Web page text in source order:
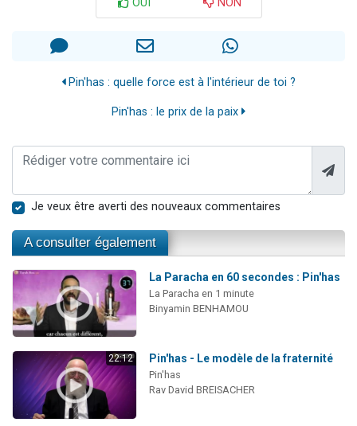
Pin'has : quelle force est à l'intérieur de toi ?
Pin'has : le prix de la paix
Je veux être averti des nouveaux commentaires
A consulter également
La Paracha en 60 secondes : Pin'has
La Paracha en 1 minute
Binyamin BENHAMOU
22:12 Pin'has - Le modèle de la fraternité
Pin'has
Rav David BREISACHER